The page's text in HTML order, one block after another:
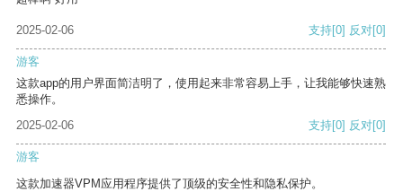
2025-02-06 支持[0] 反对[0]
游客
这款app的用户界面简洁明了，使用起来非常容易上手，让我能够快速熟
悉操作。
2025-02-06
支持[0] 反对[0]
游客
这款加速器VPM应用程序提供了顶级的安全性和隐私保护。